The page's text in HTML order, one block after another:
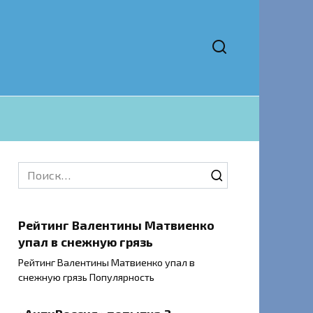
Search
for:
Рейтинг Валентины Матвиенко
упал в снежную грязь
Рейтинг Валентины Матвиенко упал в
снежную грязь Популярность